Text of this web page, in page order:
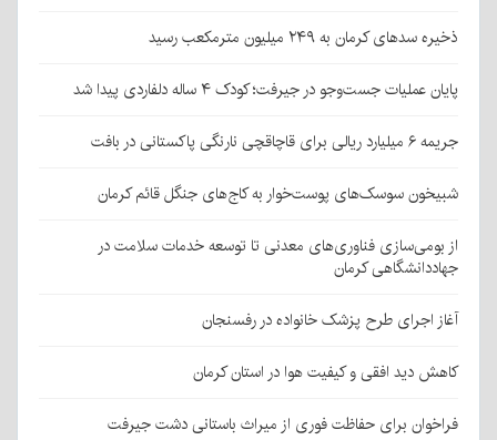
ذخیره سدهای کرمان به ۲۴۹ میلیون مترمکعب رسید
پایان عملیات جست‌وجو در جیرفت؛ کودک ۴ ساله دلفاردی پیدا شد
جریمه ۶ میلیارد ریالی برای قاچاقچی نارنگی پاکستانی در بافت
شبیخون سوسک‌های پوست‌خوار به کاج‌های جنگل قائم کرمان
از بومی‌سازی فناوری‌های معدنی تا توسعه خدمات سلامت در
جهاددانشگاهی کرمان
آغاز اجرای طرح پزشک خانواده در رفسنجان
کاهش دید افقی و کیفیت هوا در استان کرمان
فراخوان برای حفاظت فوری از میراث باستانی دشت جیرفت